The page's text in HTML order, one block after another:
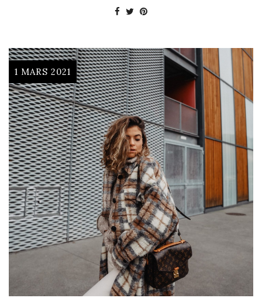
1 MARS 2021